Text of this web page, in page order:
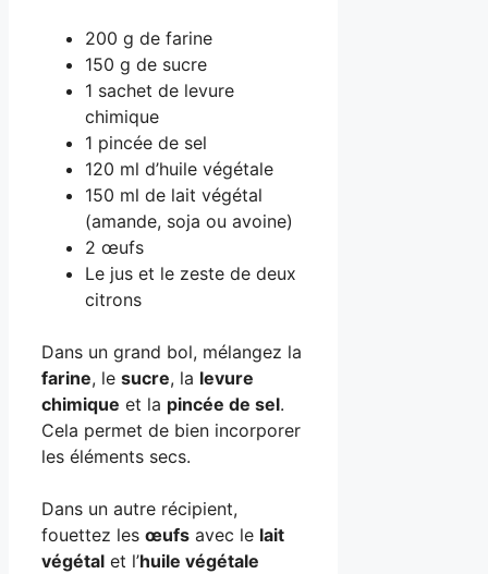
200 g de farine
150 g de sucre
1 sachet de levure
chimique
1 pincée de sel
120 ml d’huile végétale
150 ml de lait végétal
(amande, soja ou avoine)
2 œufs
Le jus et le zeste de deux
citrons
Dans un grand bol, mélangez la
farine, le sucre, la levure
chimique et la pincée de sel.
Cela permet de bien incorporer
les éléments secs.
Dans un autre récipient,
fouettez les œufs avec le lait
végétal et l’huile végétale